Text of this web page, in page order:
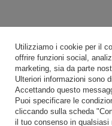
Utilizziamo i cookie per il
offrire funzioni social,
marketing, sia da parte
Ulteriori informazioni sono
Accettando questo
Puoi specificare le
cliccando sulla scheda
il tuo consenso in qualsiasi